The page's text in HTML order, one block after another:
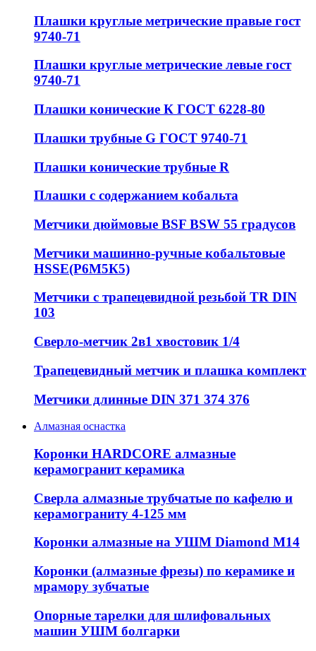
Плашки круглые метрические правые гост
9740-71
Плашки круглые метрические левые гост
9740-71
Плашки конические К ГОСТ 6228-80
Плашки трубные G ГОСТ 9740-71
Плашки конические трубные R
Плашки с содержанием кобальта
Метчики дюймовые BSF BSW 55 градусов
Метчики машинно-ручные кобальтовые
HSSE(Р6М5К5)
Метчики с трапецевидной резьбой TR DIN
103
Сверло-метчик 2в1 хвостовик 1/4
Трапецевидный метчик и плашка комплект
Метчики длинные DIN 371 374 376
Алмазная оснастка
Коронки HARDCORE алмазные
керамогранит керамика
Сверла алмазные трубчатые по кафелю и
керамограниту 4-125 мм
Коронки алмазные на УШМ Diamond М14
Коронки (алмазные фрезы) по керамике и
мрамору зубчатые
Опорные тарелки для шлифовальных
машин УШМ болгарки